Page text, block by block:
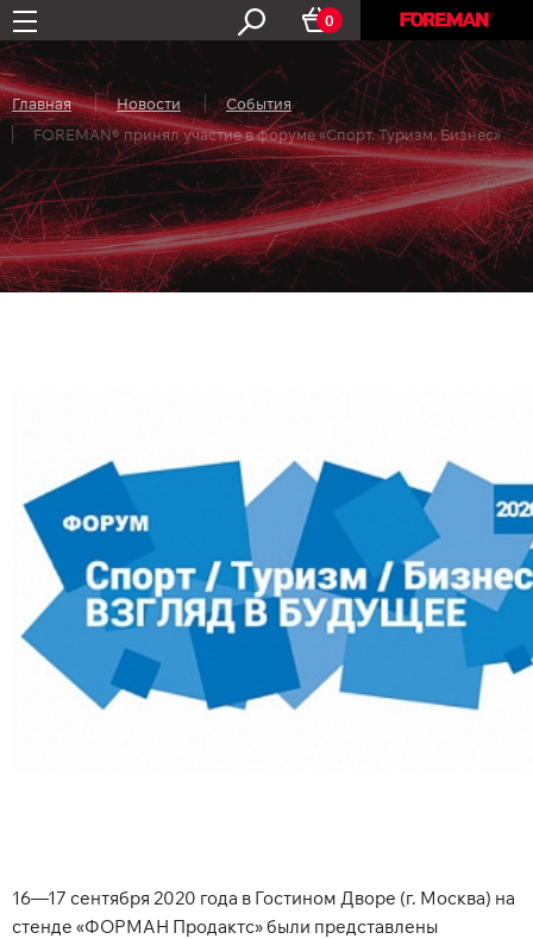
0
Главная Новости
События
FOREMAN® принял участие в форуме «Спорт. Туризм. Бизнес»
16—17 сентября 2020 года в Гостином Дворе (г. Москва) на
стенде «ФОРМАН Продактс» были представлены